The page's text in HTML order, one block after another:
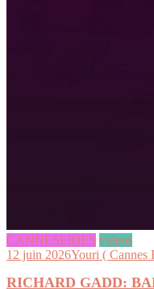
CANNESERIES videos
12 juin 2026Youri ( Cannes
RICHARD GADD: